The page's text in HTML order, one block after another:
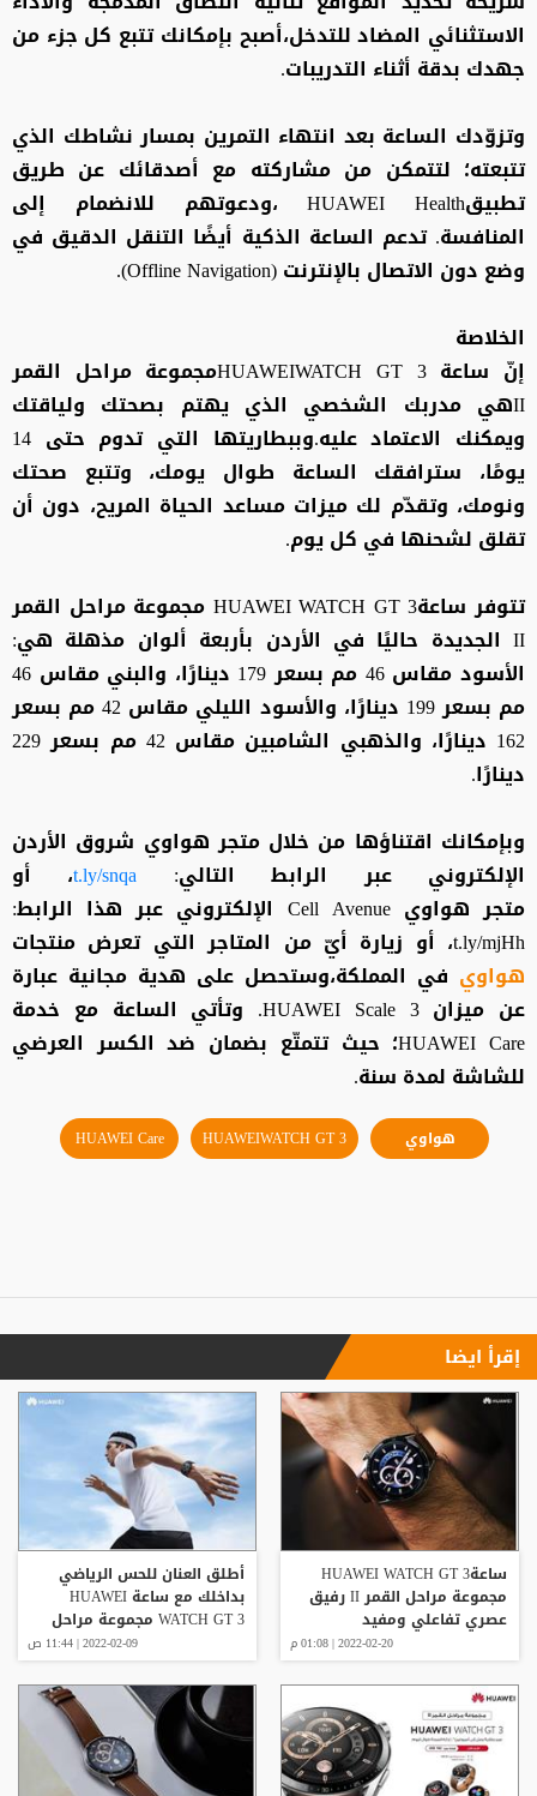
الاستثنائي المضاد للتدخل،أصبح بإمكانك تتبع كل جزء من
جهدك بدقة أثناء التدريبات.
وتزوّدك الساعة بعد انتهاء التمرين بمسار نشاطك الذي
تتبعته؛ لتتمكن من مشاركته مع أصدقائك عن طريق
تطبيقHUAWEI Health ،ودعوتهم للانضمام إلى
المنافسة. تدعم الساعة الذكية أيضًا التنقل الدقيق في
وضع دون الاتصال بالإنترنت (Offline Navigation).
الخلاصة
إنّ ساعة HUAWEIWATCH GT 3مجموعة مراحل القمر
IIهي مدربك الشخصي الذي يهتم بصحتك ولياقتك
ويمكنك الاعتماد عليه.وببطاريتها التي تدوم حتى 14
يومًا، سترافقك الساعة طوال يومك، وتتبع صحتك
ونومك، وتقدّم لك ميزات مساعد الحياة المريح، دون أن
تقلق لشحنها في كل يوم.
تتوفر ساعةHUAWEI WATCH GT 3 مجموعة مراحل القمر
II الجديدة حاليًا في الأردن بأربعة ألوان مذهلة هي:
الأسود مقاس 46 مم بسعر 179 دينارًا، والبني مقاس 46
مم بسعر 199 دينارًا، والأسود الليلي مقاس 42 مم بسعر
162 دينارًا، والذهبي الشامبين مقاس 42 مم بسعر 229
دينارًا.
وبإمكانك اقتناؤها من خلال متجر هواوي شروق الأردن
الإلكتروني عبر الرابط التالي: t.ly/snqa، أو
متجر هواوي Cell Avenue الإلكتروني عبر هذا الرابط:
t.ly/mjHh، أو زيارة أيّ من المتاجر التي تعرض منتجات
هواوي في المملكة،وستحصل على هدية مجانية عبارة
عن ميزان HUAWEI Scale 3. وتأتي الساعة مع خدمة
HUAWEI Care؛ حيث تتمتّع بضمان ضد الكسر العرضي
للشاشة لمدة سنة.
هواوي HUAWEIWATCH GT 3
HUAWEI Care
إقرأ ايضا
ساعةHUAWEI WATCH GT 3
مجموعة مراحل القمر II رفيق
عصري تفاعلي ومفيد
2022-02-20 | 01:08 م
أطلق العنان للحس الرياضي
بداخلك مع ساعة HUAWEI
WATCH GT 3 مجموعة مراحل
2022-02-09 | 11:44 ص